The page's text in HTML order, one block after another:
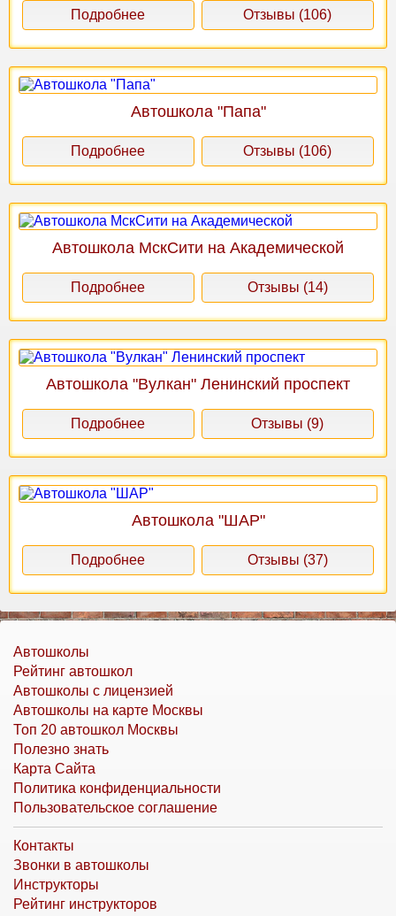
Подробнее Отзывы (106)
Автошкола "Папа"
Подробнее Отзывы (106)
Автошкола МскСити на Академической
Подробнее Отзывы (14)
Автошкола "Вулкан" Ленинский проспект
Подробнее Отзывы (9)
Автошкола "ШАР"
Подробнее Отзывы (37)
Автошколы
Рейтинг автошкол
Автошколы с лицензией
Автошколы на карте Москвы
Топ 20 автошкол Москвы
Полезно знать
Карта Сайта
Политика конфиденциальности
Пользовательское соглашение
Контакты
Звонки в автошколы
Инструкторы
Рейтинг инструкторов